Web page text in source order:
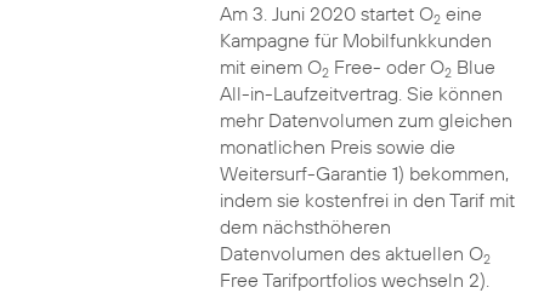
Am 3. Juni 2020 startet O2eine
Kampagne für Mobilfunkkunden
mit einem O2Free- oder O2Blue
All-in-Laufzeitvertrag. Sie können
mehr Datenvolumen zum gleichen
monatlichen Preis sowie die
Weitersurf-Garantie 1) bekommen,
indem sie kostenfrei in den Tarif mit
dem nächsthöheren
Datenvolumen des aktuellen O2
Free Tarifportfolios wechseln 2).